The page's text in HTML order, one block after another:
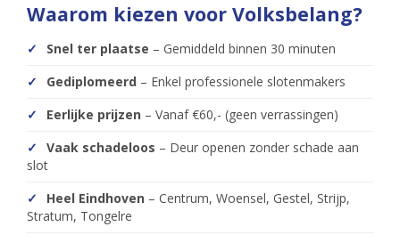
Waarom kiezen voor Volksbelang?
Snel ter plaatse – Gemiddeld binnen 30 minuten
Gediplomeerd – Enkel professionele slotenmakers
Eerlijke prijzen – Vanaf €60,- (geen verrassingen)
Vaak schadeloos – Deur openen zonder schade aan
slot
Heel Eindhoven – Centrum, Woensel, Gestel, Strijp,
Stratum, Tongelre